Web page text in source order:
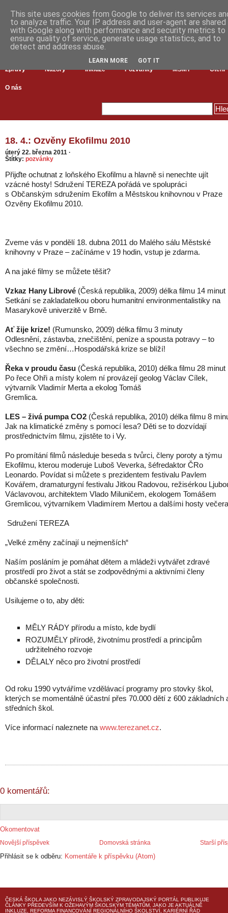
Zprávy Názory Inkluze Pozvánky MŠMT Čtení
O nás
18. 4.: Ozvěny Ekofilmu 2010
úterý 22. března 2011 ·
Štítky: pozvánky
Přijďte ochutnat z loňského Ekofilmu a hlavně si nenechte ujít
vzácné hosty! Sdružení TEREZA pořádá ve spolupráci
s Občanským sdružením Ekofilm a Městskou knihovnou v Praze
Ozvěny Ekofilmu 2010.
Zveme vás v pondělí 18. dubna 2011 do Malého sálu Městské
knihovny v Praze – začínáme v 19 hodin, vstup je zdarma.
A na jaké filmy se můžete těšit?
Vzkaz Hany Librové (Česká republika, 2009) délka filmu 14 minut
Setkání se zakladatelkou oboru humanitní environmentalistiky na
Masarykově univerzitě v Brně.
Ať žije krize! (Rumunsko, 2009) délka filmu 3 minuty
Odlesnění, zástavba, znečištění, peníze a spousta potravy – to
všechno se změní…Hospodářská krize se blíží!
Řeka v proudu času (Česká republika, 2010) délka filmu 28 minut
Po řece Ohři a místy kolem ní provázejí geolog Václav Cílek,
výtvarník Vladimír Merta a ekolog Tomáš
Gremlica.
LES – živá pumpa CO2 (Česká republika, 2010) délka filmu 8
Jak na klimatické změny s pomocí lesa? Děti se to dozvídají
prostřednictvím filmu, zjistěte to i Vy.
Po promítání filmů následuje beseda s tvůrci, členy poroty a týmu
Ekofilmu, kterou moderuje Luboš Veverka, šéfredaktor ČRo
Leonardo. Povídat si můžete s prezidentem festivalu Pavlem
Kovářem, dramaturgyní festivalu Jitkou Radovou, režisérkou
Václavovou, architektem Vlado Miluničem, ekologem Tomášem
Gremlicou, výtvarníkem Vladimírem Mertou a dalšími hosty
Sdružení TEREZA
„Velké změny začínají u nejmenších“
Naším posláním je pomáhat dětem a mládeži vytvářet zdravé
prostředí pro život a stát se zodpovědnými a aktivními členy
občanské společnosti.
Usilujeme o to, aby děti:
MĚLY RÁDY přírodu a místo, kde bydlí
ROZUMĚLY přírodě, životnímu prostředí a principům
udržitelného rozvoje
DĚLALY něco pro životní prostředí
Od roku 1990 vytváříme vzdělávací programy pro stovky škol,
kterých se momentálně účastní přes 70.000 dětí z 600 základních
středních škol.
Více informací naleznete na www.terezanet.cz.
0 komentářů:
Okomentovat
Novější příspěvek Starší
Domovská stránka
Přihlásit se k odběru: Komentáře k příspěvku (Atom)
ČESKÁ ŠKOLA JAKO NEZÁVISLÝ ŠKOLSKÝ ZPRAVODAJSKÝ PORTÁL PUBLIKUJE
ČLÁNKY PŘEDEVŠÍM K OŽEHAVÝM ŠKOLSKÝM TÉMATŮM, JAKO JE AKTUÁLNĚ
INKLUZE, REFORMA FINANCOVÁNÍ REGIONÁLNÍHO ŠKOLSTVÍ, KARIÉRNÍ ŘÁD
This site uses cookies from Google to deliver its services
to analyze traffic. Your IP address and user-agent are shared
with Google along with performance and security metrics to
ensure quality of service, generate usage statistics, and to
detect and address abuse.
LEARN MORE GOT IT